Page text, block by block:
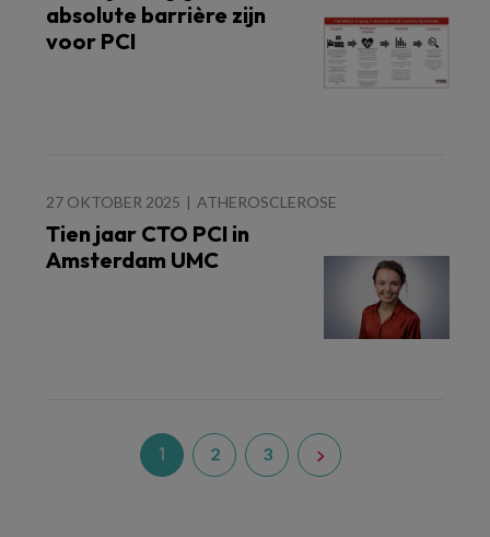
absolute barrière zijn
voor PCI
27 OKTOBER 2025 ATHEROSCLEROSE
Tien jaar CTO PCI in
Amsterdam UMC
1 2 3